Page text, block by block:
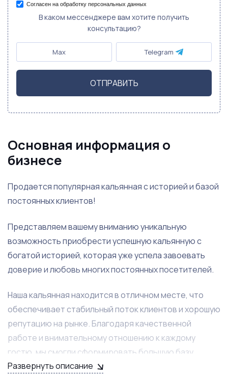
Согласен на обработку персональных данных
В каком мессенджере вам хотите получить
консультацию?
Max Telegram
ОТПРАВИТЬ
Основная информация о
бизнесе
Продается популярная кальянная с историей и базой
постоянных клиентов!
Представляем вашему вниманию уникальную
возможность приобрести успешную кальянную с
богатой историей, которая уже успела завоевать
доверие и любовь многих постоянных посетителей.
Наша кальянная находится в отличном месте, что
обеспечивает стабильный поток клиентов и хорошую
репутацию на рынке. Благодаря качественной
работе и внимательному отношению к каждому
гостю, мы смогли сформировать большую базу
постоянных клиентов, которые ценят нашу
Развернуть описание